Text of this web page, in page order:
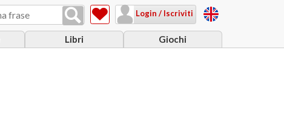
Login / Iscriviti
Libri Giochi